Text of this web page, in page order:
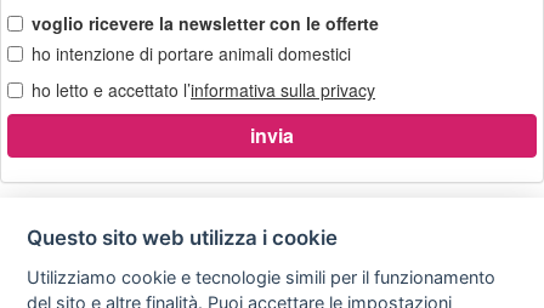
voglio ricevere la newsletter con le offerte
ho intenzione di portare animali domestici
ho letto e accettato l’informativa sulla privacy
Privacy
policy
Avviso
legale
Scrivici
Questo sito web utilizza i cookie
Utilizziamo cookie e tecnologie simili per il funzionamento
del sito e altre finalità. Puoi accettare le impostazioni